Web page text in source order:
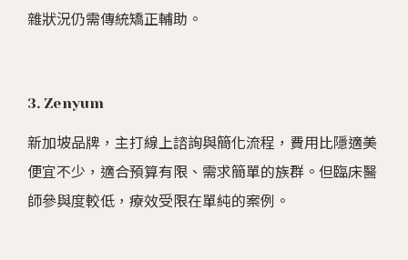
雜狀況仍需傳統矯正輔助。
3. Zenyum
新加坡品牌，主打線上諮詢與簡化流程，費用比隱適美
便宜不少，適合預算有限、需求簡單的族群。但臨床醫
師參與度較低，療效受限在單純的案例。